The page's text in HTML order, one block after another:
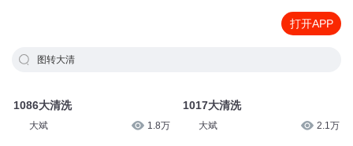
打开APP
图转大清
1086大清洗
大斌 1.8万
1017大清洗
大斌 2.1万